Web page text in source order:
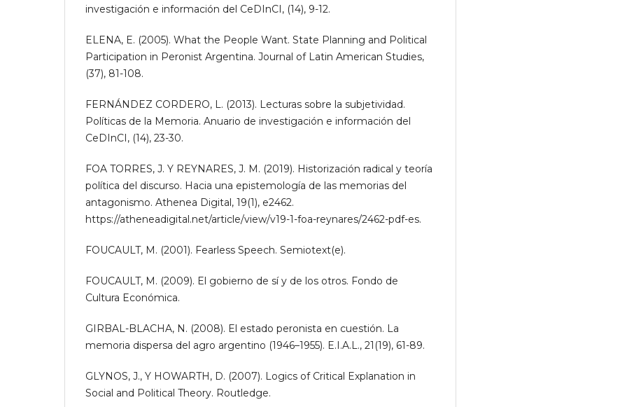
investigación e información del CeDInCI, (14), 9-12.
ELENA, E. (2005). What the People Want. State Planning and Political
Participation in Peronist Argentina. Journal of Latin American Studies,
(37), 81-108.
FERNÁNDEZ CORDERO, L. (2013). Lecturas sobre la subjetividad.
Políticas de la Memoria. Anuario de investigación e información del
CeDInCI, (14), 23-30.
FOA TORRES, J. Y REYNARES, J. M. (2019). Historización radical y teoría
política del discurso. Hacia una epistemología de las memorias del
antagonismo. Athenea Digital, 19(1), e2462.
https://atheneadigital.net/article/view/v19-1-foa-reynares/2462-pdf-es.
FOUCAULT, M. (2001). Fearless Speech. Semiotext(e).
FOUCAULT, M. (2009). El gobierno de sí y de los otros. Fondo de
Cultura Económica.
GIRBAL-BLACHA, N. (2008). El estado peronista en cuestión. La
memoria dispersa del agro argentino (1946–1955). E.I.A.L., 21(19), 61-89.
GLYNOS, J., Y HOWARTH, D. (2007). Logics of Critical Explanation in
Social and Political Theory. Routledge.